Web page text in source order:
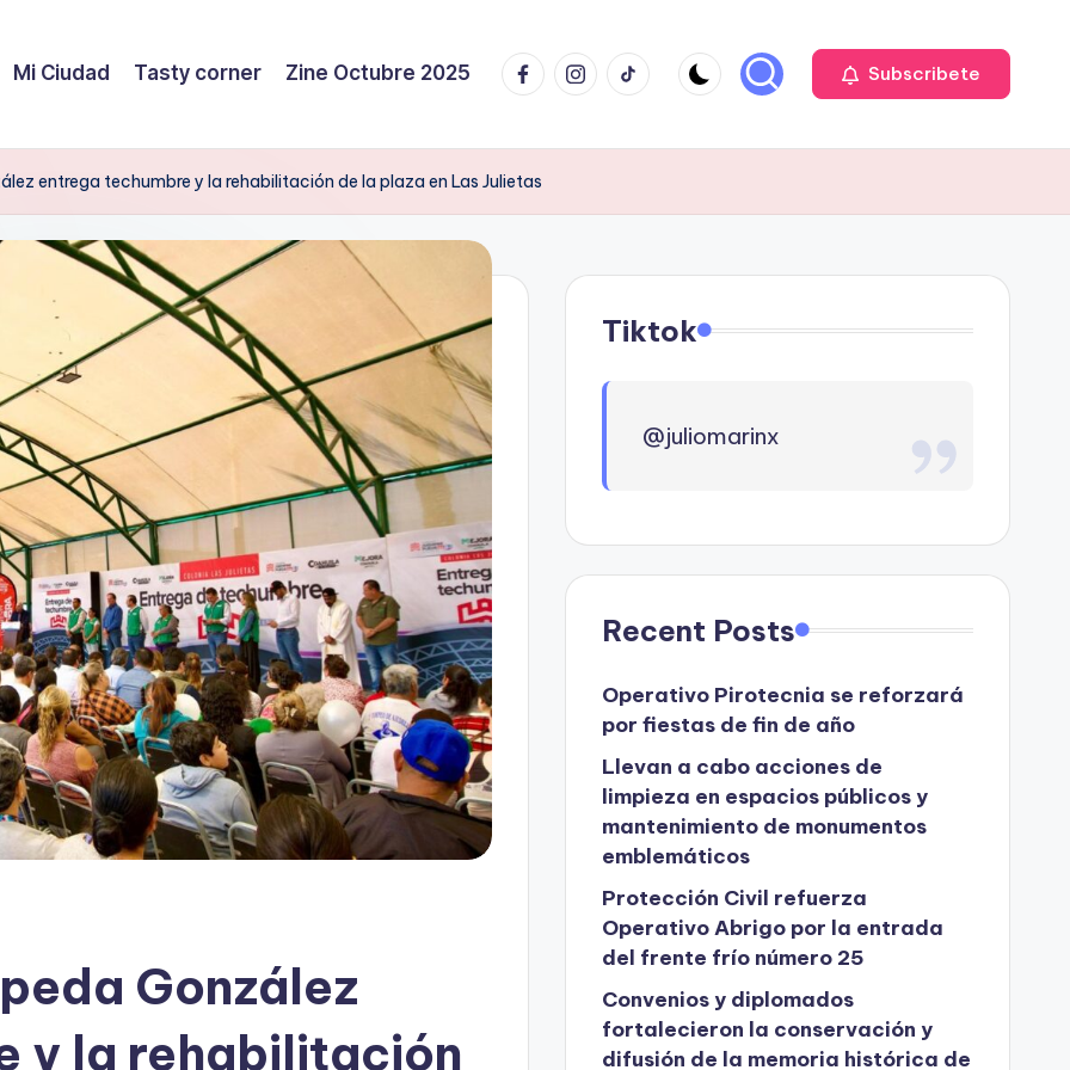
Mi Ciudad Tasty corner Zine Octubre 2025 FacebookInstagram
TIKTOK Subscribete
entrega techumbre y la rehabilitación de la plaza en Las Julietas
González
y la rehabilitación
Tiktok
@juliomarinx
Recent Posts
Operativo Pirotecnia se reforzará
por fiestas de fin de año
Llevan a cabo acciones de
limpieza en espacios públicos y
mantenimiento de monumentos
emblemáticos
Protección Civil refuerza
Operativo Abrigo por la entrada
del frente frío número 25
Convenios y diplomados
fortalecieron la conservación y
difusión de la memoria histórica de